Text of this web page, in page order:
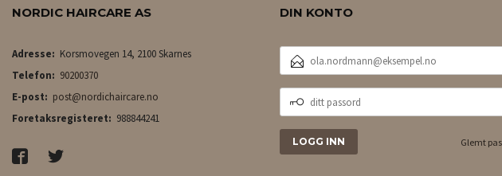
NORDIC HAIRCARE AS
Adresse: Korsmovegen 14, 2100 Skarnes
Telefon: 90200370
E-post: post@nordichaircare.no
Foretaksregisteret: 988844241
DIN KONTO
POSTADRESSE
PASSORD
Glemt